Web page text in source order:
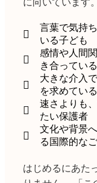
に向いています。
言葉で気持
いる子ども
感情や人間
き合ってい
大きな介入
を求めてい
速さよりも
たい保護者
文化や背景
る国際的な
はじめるにあた